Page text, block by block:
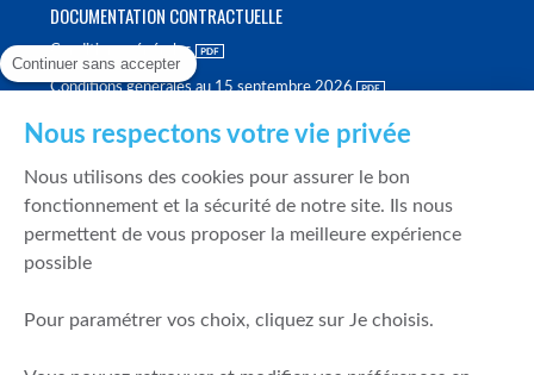
DOCUMENTATION CONTRACTUELLE
Conditions générales
Conditions générales au 15 septembre 2026
Politique de meilleure sélection
Politique de durabilité
Fonds de garantie des dépôts et de résolution
Continuer sans accepter
Nous respectons votre vie privée
Nous utilisons des cookies pour assurer le bon
fonctionnement et la sécurité de notre site. Ils nous
permettent de vous proposer la meilleure expérience
possible
Pour paramétrer vos choix, cliquez sur Je choisis.